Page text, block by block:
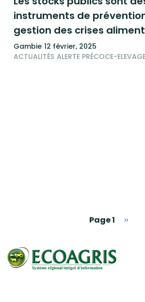
instruments de
gestion des crises
Gambie 12 février, 2025
ACTUALITÉS ALERTE PRÉCOCE-
Page 1 Page
››